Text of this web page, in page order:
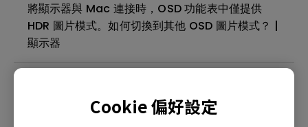
Cookie 偏好設定
將顯示器與 Mac 連接時，OSD 功能表中僅提供
HDR 圖片模式。如何切換到其他 OSD 圖片模式？ |
顯示器
（LBL顯示為灰色）？ | 顯示器